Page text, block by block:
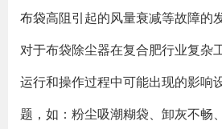
布袋高阻引起的风量衰减等故障的发
对于布袋除尘器在复合肥行业复杂
运行和操作过程中可能出现的影响
题，如：粉尘吸潮糊袋、卸灰不畅